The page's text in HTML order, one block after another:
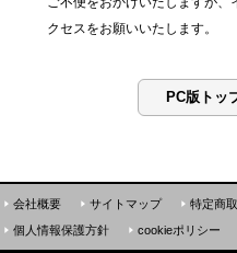
クセスをお願いいたします。
PC版ト
会社概要 サイトマップ 特定商
個人情報保護方針
cookieポリシー